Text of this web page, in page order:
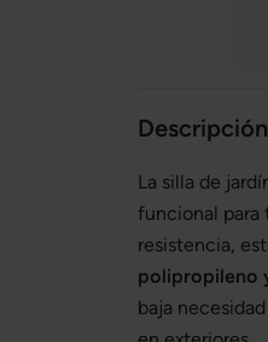
Descripción
La silla de
funcional para
resistencia,
polipropileno
baja